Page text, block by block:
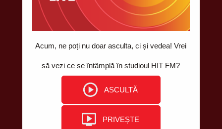
Acum, ne poți nu doar asculta, ci și vedea! Vrei
să vezi ce se întâmplă în studioul HIT FM?
ASCULTĂ
PRIVEȘTE
Chișinău, str. Bucovinei 9, MD-2075